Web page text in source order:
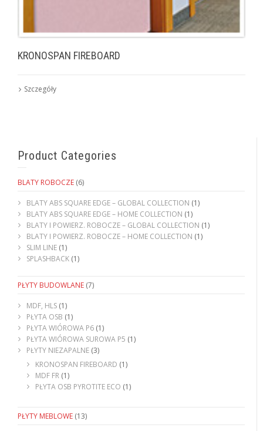
KRONOSPAN FIREBOARD
Szczegóły
Product Categories
BLATY ROBOCZE (6)
BLATY ABS SQUARE EDGE – GLOBAL COLLECTION (1)
BLATY ABS SQUARE EDGE – HOME COLLECTION (1)
BLATY I POWIERZ. ROBOCZE – GLOBAL COLLECTION (1)
BLATY I POWIERZ. ROBOCZE – HOME COLLECTION (1)
SLIM LINE (1)
SPLASHBACK (1)
PŁYTY BUDOWLANE (7)
MDF, HLS (1)
PŁYTA OSB (1)
PŁYTA WIÓROWA P6 (1)
PŁYTA WIÓROWA SUROWA P5 (1)
PŁYTY NIEZAPALNE (3)
KRONOSPAN FIREBOARD (1)
MDF FR (1)
PŁYTA OSB PYROTITE ECO (1)
PŁYTY MEBLOWE (13)